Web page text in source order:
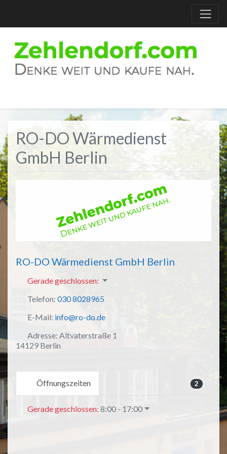
RO-DO Wärmedienst
GmbH Berlin
RO-DO Wärmedienst GmbH Berlin
Gerade geschlossen:
Telefon: 030 8028965
E-Mail: info@ro-do.de
Adresse: Altvaterstraße 1
14129 Berlin
Öffnungszeiten 2
Gerade geschlossen: 8:00 - 17:00